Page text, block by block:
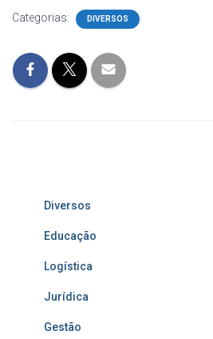
Categorias: DIVERSOS
Diversos
Educação
Logística
Jurídica
Gestão